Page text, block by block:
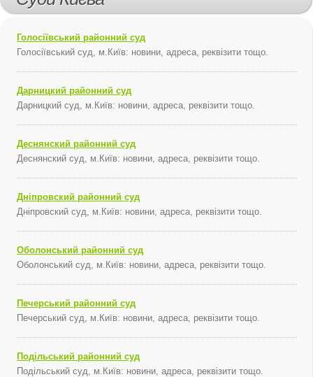
Голосіївський районний суд
Голосіївський суд, м.Київ: новини, адреса, реквізити тощо.
Дарницкий районний суд
Дарницкий суд, м.Київ: новини, адреса, реквізити тощо.
Деснянский районний суд
Деснянский суд, м.Київ: новини, адреса, реквізити тощо.
Дніпровский районний суд
Дніпровский суд, м.Київ: новини, адреса, реквізити тощо.
Оболонський районний суд
Оболонський суд, м.Київ: новини, адреса, реквізити тощо.
Печерський районний суд
Печерський суд, м.Київ: новини, адреса, реквізити тощо.
Подільський районний суд
Подільський суд, м.Київ: новини, адреса, реквізити тощо.